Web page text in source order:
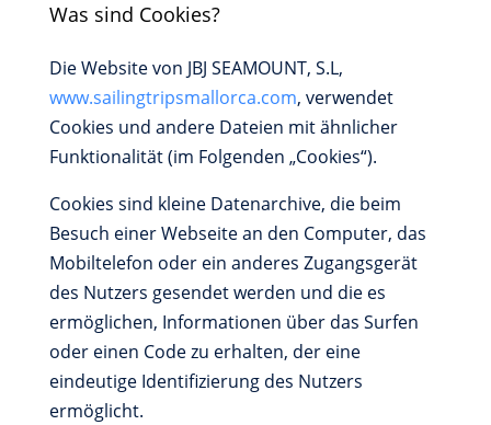
Was sind Cookies?
Die Website von JBJ SEAMOUNT, S.L,
www.sailingtripsmallorca.com, verwendet
Cookies und andere Dateien mit ähnlicher
Funktionalität (im Folgenden „Cookies“).
Cookies sind kleine Datenarchive, die beim
Besuch einer Webseite an den Computer, das
Mobiltelefon oder ein anderes Zugangsgerät
des Nutzers gesendet werden und die es
ermöglichen, Informationen über das Surfen
oder einen Code zu erhalten, der eine
eindeutige Identifizierung des Nutzers
ermöglicht.